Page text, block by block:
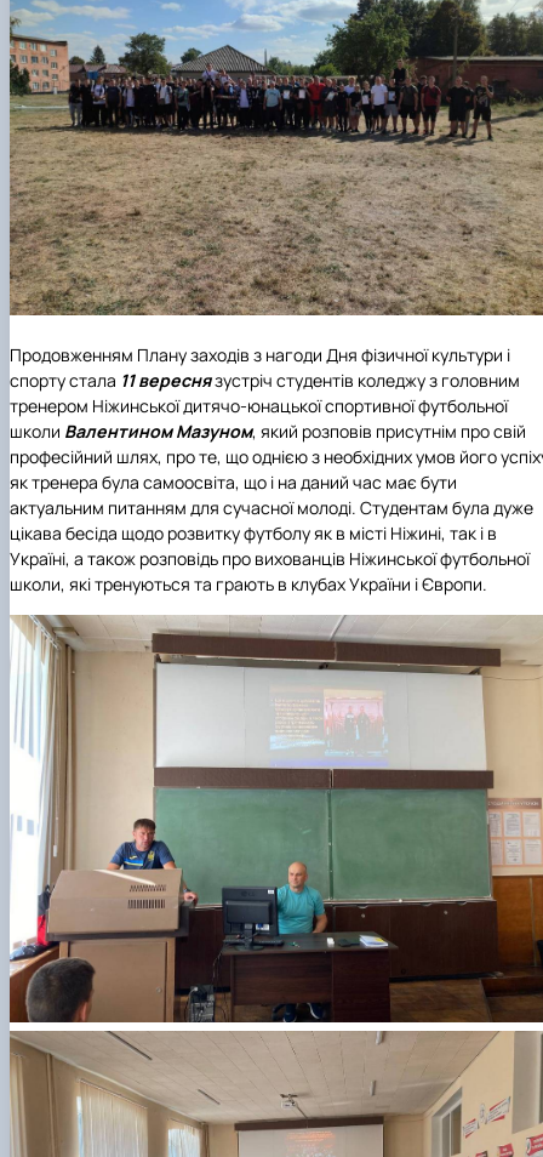
Продовженням Плану заходів з нагоди Дня фізичної культури і
спорту стала 11 вереснязустріч студентів коледжу з головним
тренером Ніжинської дитячо-юнацької спортивної футбольної
школи Валентином Мазуном, який розповів присутнім про свій
професійний шлях, про те, що однією з необхідних умов його
як тренера була самоосвіта, що і на даний час має бути
актуальним питанням для сучасної молоді. Студентам була дуже
цікава бесіда щодо розвитку футболу як в місті Ніжині, так і в
Україні, а також розповідь про вихованців Ніжинської футбольної
школи, які тренуються та грають в клубах України і Європи.